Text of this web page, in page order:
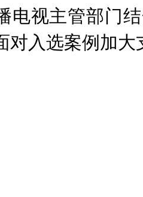
电视主管部门
对入选案例加